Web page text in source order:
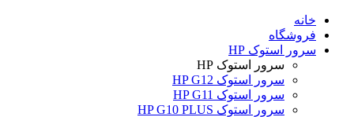
خانه
فروشگاه
سرور استوک HP
سرور استوک HP
سرور استوک HP G12
سرور استوک HP G11
سرور استوک HP G10 PLUS